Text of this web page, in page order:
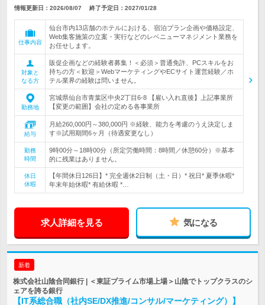
情報更新日：2026/08/07 終了予定日： 2027/01/28
仕事内容
仙台市内13店舗のホテルにおける、宿泊プラン企画や価格設定、
Web集客施策の立案・実行などのレベニューマネジメント業務を
お任せします。
対象と
なる方
販促企画などの経験者募集！＜必須＞普通免許、PCスキルをお
持ちの方＜歓迎＞WebマーケティングやECサイト運営経験／ホ
テル業界の経験は問いません。
勤務地
宮城県仙台市青葉区中央2丁目6-8 【雇い入れ直後】上記事業所
【変更の範囲】会社の定める各事業所
給与
月給260,000円～380,000円 ※経験、能力を考慮のうえ決定しま
す※試用期間6ヶ月（待遇変更なし）
勤務
時間
9時00分～18時00分（所定労働時間：8時間／休憩60分）※基本
的に残業はありません。
休日
休暇
【年間休日126日】* 完全週休2日制（土・日）* 祝日* 夏季休暇*
年末年始休暇* 有給休暇 *…
求人詳細を見る 気になる
新着
株式会社山陰合同銀行 | ＜東証プライム市場上場＞山陰でトップクラスのシ
ェアを誇る銀行
【IT系総合職（社内SE/DX推進/コンサル/マーケティング）】